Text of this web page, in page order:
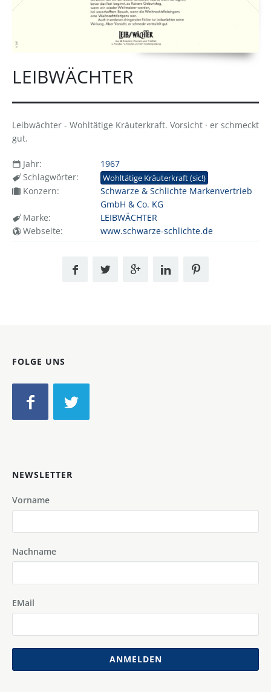
LEIBWÄCHTER
Leibwächter - Wohltätige Kräuterkraft. Vorsicht · er schmeckt
gut.
Jahr:
1967
Schlagwörter:
Wohltätige Kräuterkraft (sic!)
Konzern:
Schwarze & Schlichte Markenvertrieb
GmbH & Co. KG
Marke:
LEIBWÄCHTER
Webseite:
www.schwarze-schlichte.de
FOLGE UNS
NEWSLETTER
Vorname
Nachname
EMail
ANMELDEN